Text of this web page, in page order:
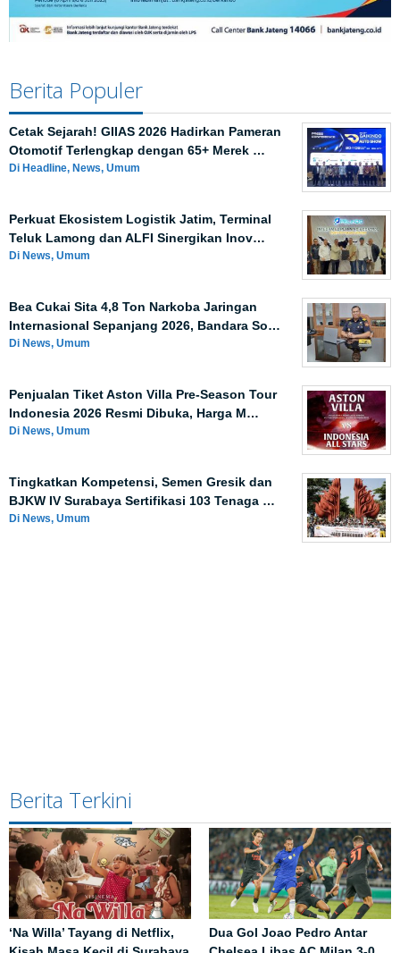
Berita Populer
Cetak Sejarah! GIIAS 2026 Hadirkan Pameran
Otomotif Terlengkap dengan 65+ Merek …
Di Headline, News, Umum
Perkuat Ekosistem Logistik Jatim, Terminal
Teluk Lamong dan ALFI Sinergikan Inov…
Di News, Umum
Bea Cukai Sita 4,8 Ton Narkoba Jaringan
Internasional Sepanjang 2026, Bandara So…
Di News, Umum
Penjualan Tiket Aston Villa Pre-Season Tour
Indonesia 2026 Resmi Dibuka, Harga M…
Di News, Umum
Tingkatkan Kompetensi, Semen Gresik dan
BJKW IV Surabaya Sertifikasi 103 Tenaga …
Di News, Umum
Berita Terkini
‘Na Willa’ Tayang di Netflix,
Dua Gol Joao Pedro Antar